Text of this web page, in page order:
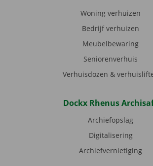
Woning verhuizen
Bedrijf verhuizen
Meubelbewaring
Seniorenverhuis
Verhuisdozen &
Dockx Rhenus
Archiefopslag
Digitalisering
Archiefvernietiging